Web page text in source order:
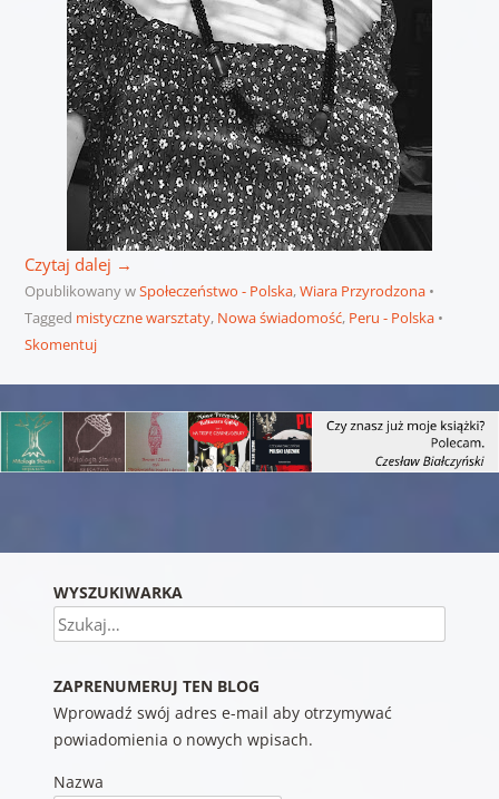
Czytaj dalej →
Opublikowany wSpołeczeństwo - Polska,Wiara Przyrodzona
Tagged mistyczne warsztaty, Nowa świadomość, Peru - Polska
Skomentuj
WYSZUKIWARKA
Szukaj
ZAPRENUMERUJ TEN BLOG
Wprowadź swój adres e-mail aby otrzymywać
powiadomienia o nowych wpisach.
Nazwa